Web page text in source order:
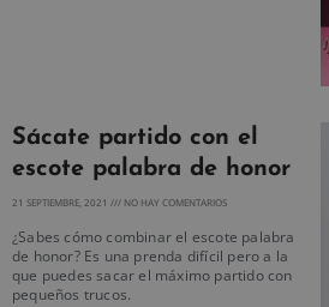
Sácate partido con el
escote palabra de honor
21 SEPTIEMBRE, 2021 NO HAY COMENTARIOS
¿Sabes cómo combinar el escote palabra
de honor? Es una prenda difícil pero a la
que puedes sacar el máximo partido con
pequeños trucos.